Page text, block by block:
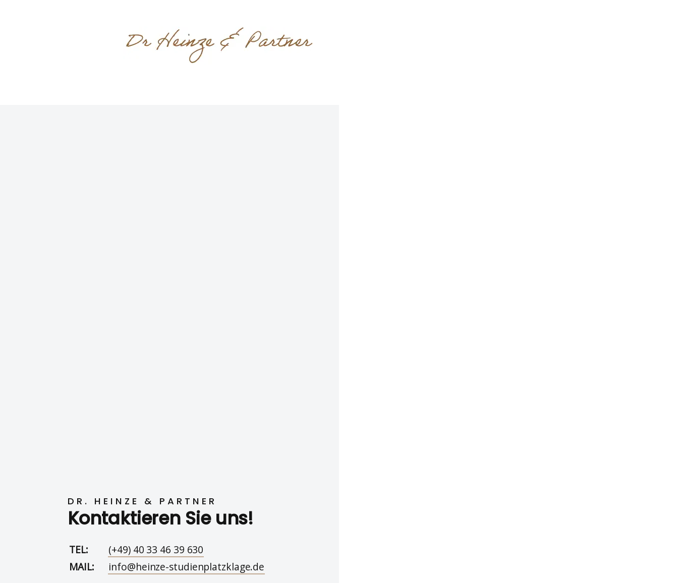
DR. HEINZE & PARTNER
Kontaktieren Sie uns!
TEL:
(+49) 40 33 46 39 630
MAIL:
info@heinze-studienplatzklage.de